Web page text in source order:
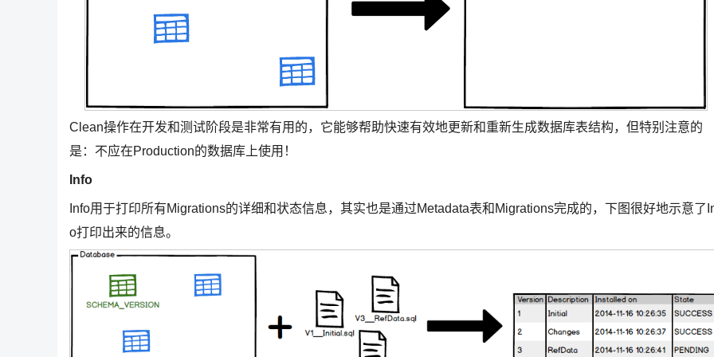
Clean操作在开发和测试阶段是非常有用的，它能够帮助快速有效地更新和重新生成数据库表结构，但特别注意的
是：不应在Production的数据库上使用！
Info
Info用于打印所有Migrations的详细和状态信息，其实也是通过Metadata表和Migrations完成的，下图很好地示意了
o打印出来的信息。